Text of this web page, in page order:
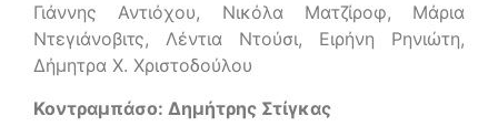
Γιάννης Αντιόχου, Νικόλα Ματζίροφ, Μάρια
Ντεγιάνοβιτς, Λέντια Ντούσι, Ειρήνη Ρηνιώτη,
Δήμητρα Χ. Χριστοδούλου
Κοντραμπάσο: Δημήτρης Στίγκας